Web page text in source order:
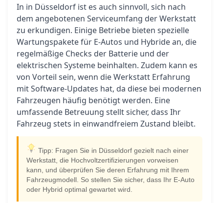
In in Düsseldorf ist es auch sinnvoll, sich nach
dem angebotenen Serviceumfang der Werkstatt
zu erkundigen. Einige Betriebe bieten spezielle
Wartungspakete für E-Autos und Hybride an, die
regelmäßige Checks der Batterie und der
elektrischen Systeme beinhalten. Zudem kann es
von Vorteil sein, wenn die Werkstatt Erfahrung
mit Software-Updates hat, da diese bei modernen
Fahrzeugen häufig benötigt werden. Eine
umfassende Betreuung stellt sicher, dass Ihr
Fahrzeug stets in einwandfreiem Zustand bleibt.
Tipp: Fragen Sie in Düsseldorf gezielt nach einer
Werkstatt, die Hochvoltzertifizierungen vorweisen
kann, und überprüfen Sie deren Erfahrung mit Ihrem
Fahrzeugmodell. So stellen Sie sicher, dass Ihr E-Auto
oder Hybrid optimal gewartet wird.